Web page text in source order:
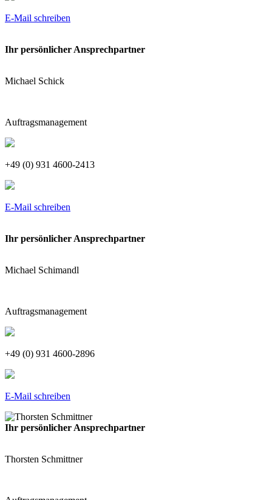
E-Mail schreiben
Ihr persönlicher Ansprechpartner
Michael Schick
Auftragsmanagement
+49 (0) 931 4600-2413
E-Mail schreiben
Ihr persönlicher Ansprechpartner
Michael Schimandl
Auftragsmanagement
+49 (0) 931 4600-2896
E-Mail schreiben
Ihr persönlicher Ansprechpartner
Thorsten Schmittner